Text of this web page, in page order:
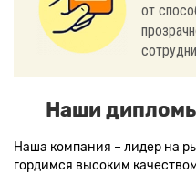
от
Наши
Наша компания – лидер на
гордимся высоким